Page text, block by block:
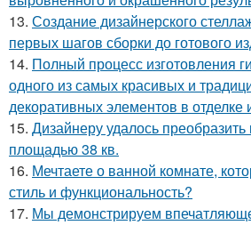
13. Создание дизайнерского
первых шагов сборки до готового
14. Полный процесс изготовления
одного из самых красивых и
декоративных элементов в отделке
15. Дизайнеру удалось преобразить
площадью 38 кв.
16. Мечтаете о ванной комнате,
стиль и функциональность?
17. Мы демонстрируем